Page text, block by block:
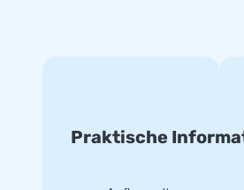
online bestellen möchten, legen
Warenkorb und bezahlen Sie
weniger Tage. Alle
Praktische